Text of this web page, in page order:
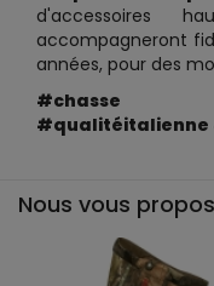
d'accessoires
accompagneront
années, pour des
#chasse
#qualitéitalienne
Nous vous